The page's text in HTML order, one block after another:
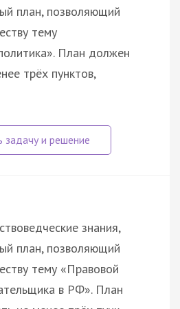
план, позволяющий
тему
План должен
трёх пунктов,
знания,
план, позволяющий
тему «Правовой
в РФ». План